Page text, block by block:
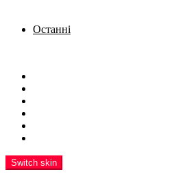
Останні
Switch skin